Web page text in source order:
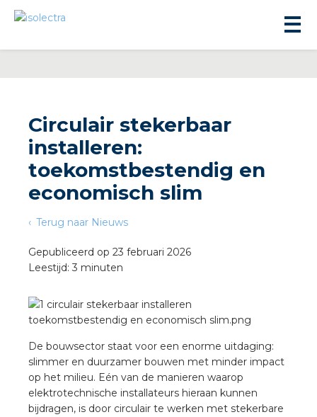
Circulair stekerbaar
installeren:
toekomstbestendig en
economisch slim
Terug naar Nieuws
Gepubliceerd op 23 februari 2026
Leestijd: 3 minuten
De bouwsector staat voor een enorme uitdaging:
slimmer en duurzamer bouwen met minder impact
op het milieu. Eén van de manieren waarop
elektrotechnische installateurs hieraan kunnen
bijdragen, is door circulair te werken met stekerbare
installeren